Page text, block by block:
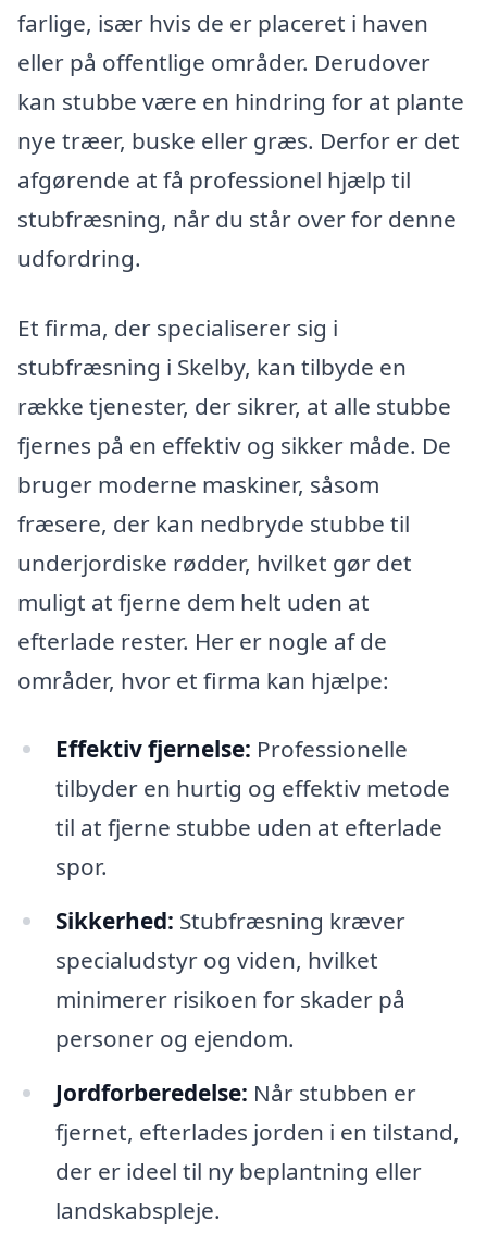
farlige, især hvis de er placeret i haven
eller på offentlige områder. Derudover
kan stubbe være en hindring for at plante
nye træer, buske eller græs. Derfor er det
afgørende at få professionel hjælp til
stubfræsning, når du står over for denne
udfordring.
Et firma, der specialiserer sig i
stubfræsning i Skelby, kan tilbyde en
række tjenester, der sikrer, at alle stubbe
fjernes på en effektiv og sikker måde. De
bruger moderne maskiner, såsom
fræsere, der kan nedbryde stubbe til
underjordiske rødder, hvilket gør det
muligt at fjerne dem helt uden at
efterlade rester. Her er nogle af de
områder, hvor et firma kan hjælpe:
Effektiv fjernelse: Professionelle
tilbyder en hurtig og effektiv metode
til at fjerne stubbe uden at efterlade
spor.
Sikkerhed: Stubfræsning kræver
specialudstyr og viden, hvilket
minimerer risikoen for skader på
personer og ejendom.
Jordforberedelse: Når stubben er
fjernet, efterlades jorden i en tilstand,
der er ideel til ny beplantning eller
landskabspleje.